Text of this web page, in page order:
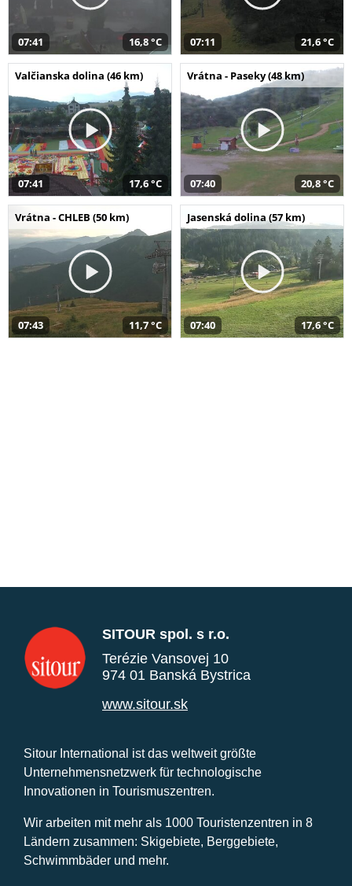
07:41 16,8 °C 07:11 21,6 °C
Valčianska dolina (46 km)
07:41 17,6 °C
Vrátna - Paseky (48 km)
07:40 20,8 °C
Vrátna - CHLEB (50 km)
07:43 11,7 °C
Jasenská dolina (57 km)
07:40 17,6 °C
SITOUR spol. s r.o.
Terézie Vansovej 10
974 01 Banská Bystrica
www.sitour.sk
Sitour International ist das weltweit größte
Unternehmensnetzwerk für technologische
Innovationen in Tourismuszentren.
Wir arbeiten mit mehr als 1000 Touristenzentren in 8
Ländern zusammen: Skigebiete, Berggebiete,
Schwimmbäder und mehr.